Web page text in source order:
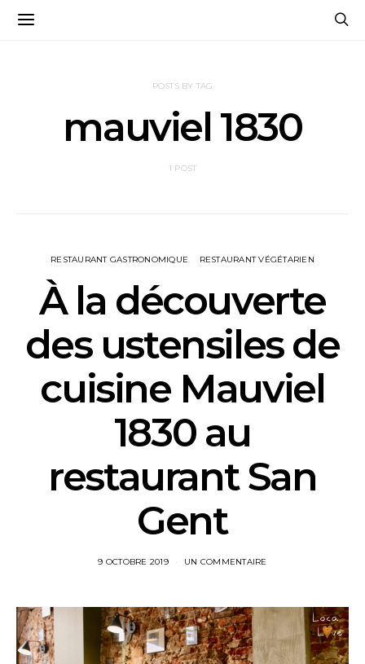
POSTS BY TAG
mauviel 1830
1 POST
RESTAURANT GASTRONOMIQUE RESTAURANT VÉGÉTARIEN
À la découverte
des ustensiles de
cuisine Mauviel
1830 au
restaurant San
Gent
9 OCTOBRE 2019 UN COMMENTAIRE